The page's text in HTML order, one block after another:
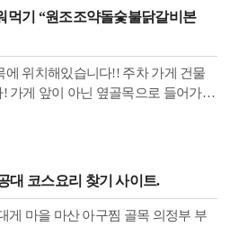
먹기 “원조조약돌숯불닭갈비 본
위치해있습니다!! 주차 가게 건물
가게 앞이 아닌 옆골목으로 들어가서
!! 가게 외부 모습입니다! 이렇게...
대 코스요리 찾기 사이트.
게 마을 마산 아구찜 골목 의정부 부